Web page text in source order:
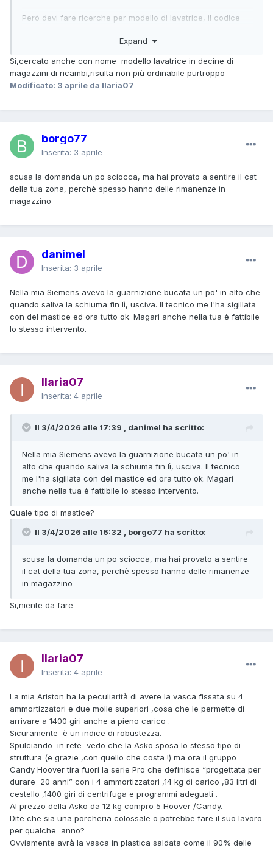
Però devi fare ricerche per modello di lavatrice, il codice
equivalente/adattabile (spesso per introduzione di miglioria
hai ora montato, è possibile non trovarlo.
Expand
Si,cercato anche con nome modello lavatrice in decine di
magazzini di ricambi,risulta non più ordinabile purtroppo
Modificato: 3 aprile da Ilaria07
borgo77
Inserita: 3 aprile
scusa la domanda un po sciocca, ma hai provato a sentire il cat
della tua zona, perchè spesso hanno delle rimanenze in
magazzino
danimel
Inserita: 3 aprile
Nella mia Siemens avevo la guarnizione bucata un po' in alto che
quando saliva la schiuma fin lì, usciva. Il tecnico me l'ha sigillata
con del mastice ed ora tutto ok. Magari anche nella tua è fattibile
lo stesso intervento.
Ilaria07
Inserita: 4 aprile
Il 3/4/2026 alle 17:39 , danimel ha scritto:
Nella mia Siemens avevo la guarnizione bucata un po' in
alto che quando saliva la schiuma fin lì, usciva. Il tecnico
me l'ha sigillata con del mastice ed ora tutto ok. Magari
anche nella tua è fattibile lo stesso intervento.
Quale tipo di mastice?
Il 3/4/2026 alle 16:32 , borgo77 ha scritto:
scusa la domanda un po sciocca, ma hai provato a sentire
il cat della tua zona, perchè spesso hanno delle rimanenze
in magazzino
Si,niente da fare
Ilaria07
Inserita: 4 aprile
La mia Ariston ha la peculiarità di avere la vasca fissata su 4
ammortizzatori e due molle superiori ,cosa che le permette di
arrivare a 1400 giri anche a pieno carico .
Sicuramente è un indice di robustezza.
Spulciando in rete vedo che la Asko sposa lo stesso tipo di
struttura (e grazie ,con quello che costa !) ma ora il gruppo
Candy Hoover tira fuori la serie Pro che definisce “progettata per
durare 20 anni” con i 4 ammortizzatori ,14 kg di carico ,83 litri di
cestello ,1400 giri di centrifuga e programmi adeguati .
Al prezzo della Asko da 12 kg compro 5 Hoover /Candy.
Dite che sia una porcheria colossale o potrebbe fare il suo lavoro
per qualche anno?
Ovviamente avrà la vasca in plastica saldata come il 90% delle